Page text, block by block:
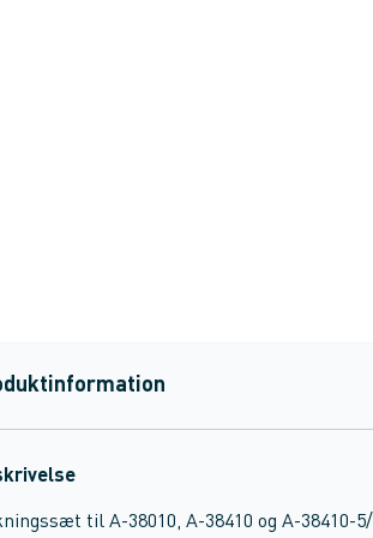
til A-38010, A-38410 og A-38410-